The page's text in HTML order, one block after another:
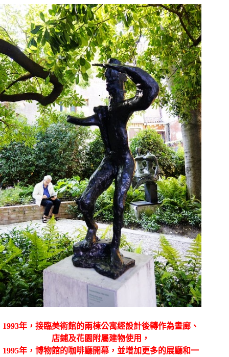
1993年，接臨美術館的兩棟公寓經設計後轉作為畫廊、
店鋪及花園附屬建物使用，
1995年，博物館的咖啡廳開幕，並增加更多的展廳和一